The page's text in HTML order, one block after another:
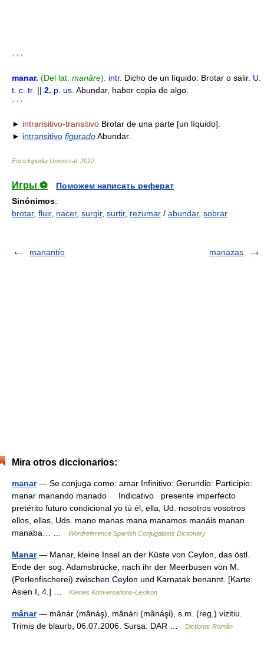
* * *
manar. (Del lat. manāre). intr. Dicho de un líquido: Brotar o salir. U.
t. c. tr. || 2. p. us. Abundar, haber copia de algo.
* * *
► intransitivo-transitivo Brotar de una parte [un líquido].
► intransitivo figuradoAbundar.
Enciclopedia Universal. 2012
Игры ⚽
Поможем написать реферат
Sinónimos:
brotar, fluir, nacer, surgir, surtir, rezumar / abundar, sobrar
manantío manazas
Mira otros diccionarios:
manar— Se conjuga como: amar Infinitivo: Gerundio: Participio:
manar manando manado Indicativo presente imperfecto
pretérito futuro condicional yo tú él, ella, Ud. nosotros vosotros
ellos, ellas, Uds. mano manas mana manamos manáis manan
manaba… …
Wordreference Spanish Conjugations Dictionary
Manar— Manar, kleine Insel an der Küste von Ceylon, das östl.
Ende der sog. Adamsbrücke; nach ihr der Meerbusen von M.
(Perlenfischerei) zwischen Ceylon und Karnatak benannt. [Karte:
Asien I, 4.] …
Kleines Konversations-Lexikon
mânar— mânár (mânáş), mânári (mânáşi), s.m. (reg.) vizitiu.
Trimis de blaurb, 06.07.2006. Sursa: DAR …
Dicționar Român